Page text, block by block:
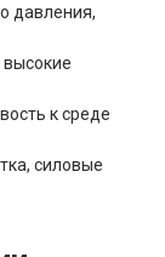
давления,
к среде
силовые